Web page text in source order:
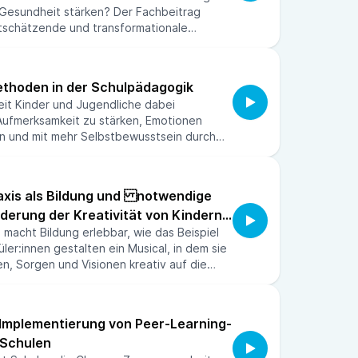
stärken? Der Fachbeitrag
und transformationale
fördern kann. Dabei wird klar, wie
an denen Menschen wachsen,
und gesund lernen und arbeiten
Expertin für Führungskräfteentwicklung,
spricht im Podcast über das Thema.
in der Schulpädagogik
Kinder und Jugendliche dabei
zu stärken, Emotionen
und mit mehr Selbstbewusstsein durch
Achtsamkeitstrainerin, anhand
sofort umsetzbarer Impulse, wie
und altersgerecht in den Unterricht
als Bildung und notwendige
der Kreativität von Kindern
Bildung erlebbar, wie das Beispiel
gestalten ein Musical, in dem sie
Sorgen und Visionen kreativ auf die
Selbstreflexion, Lebenskompetenzen
in unserer Gesellschaft. Günther
Musikpädagogik an der JHP, spricht
Thema.
von Peer-Learning-